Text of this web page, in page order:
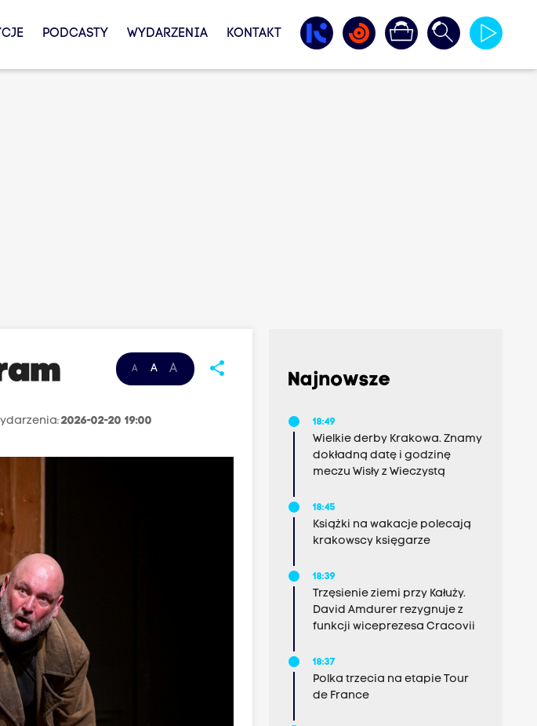
PODCASTY WYDARZENIA KONTAKT
A A A share
2026-02-20 19:00
Najnowsze
18:49
Wielkie derby Krakowa. Znamy
dokładną datę i godzinę
meczu Wisły z Wieczystą
18:45
Książki na wakacje polecają
krakowscy księgarze
18:39
Trzęsienie ziemi przy Kałuży.
David Amdurer rezygnuje z
funkcji wiceprezesa Cracovii
18:37
Polka trzecia na etapie Tour
de France